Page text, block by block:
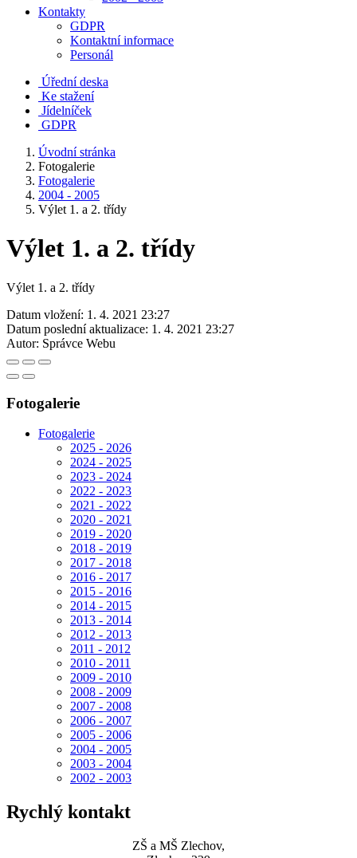
Kontakty
GDPR
Kontaktní informace
Personál
Úřední deska
Ke stažení
Jídelníček
GDPR
Úvodní stránka
Fotogalerie
Fotogalerie
2004 - 2005
Výlet 1. a 2. třídy
Výlet 1. a 2. třídy
Výlet 1. a 2. třídy
Datum vložení: 1. 4. 2021 23:27
Datum poslední aktualizace: 1. 4. 2021 23:27
Autor: Správce Webu
Fotogalerie
Fotogalerie
2025 - 2026
2024 - 2025
2023 - 2024
2022 - 2023
2021 - 2022
2020 - 2021
2019 - 2020
2018 - 2019
2017 - 2018
2016 - 2017
2015 - 2016
2014 - 2015
2013 - 2014
2012 - 2013
2011 - 2012
2010 - 2011
2009 - 2010
2008 - 2009
2007 - 2008
2006 - 2007
2005 - 2006
2004 - 2005
2003 - 2004
2002 - 2003
Rychlý kontakt
ZŠ a MŠ Zlechov,